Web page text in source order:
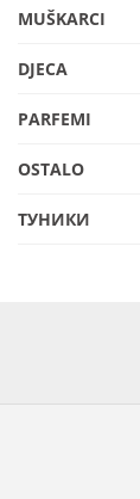
MUŠKARCI
DJECA
PARFEMI
OSTALO
ТУНИКИ